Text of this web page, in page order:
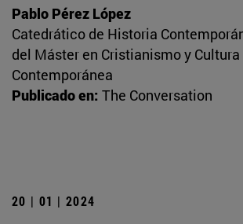
Pablo Pérez López
Catedrático de Historia
del Máster en Cristianismo y Cultura
Contemporánea
Publicado en: The Conversation
20 | 01 | 2024